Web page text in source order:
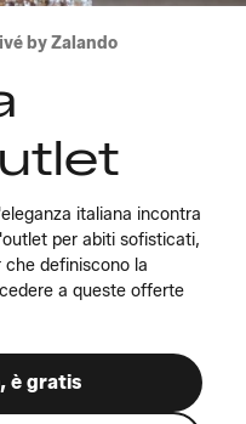
by Zalando
italiana incontra
per abiti sofisticati,
che definiscono la
a queste offerte
è gratis